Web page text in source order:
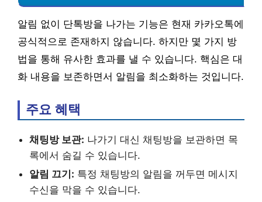
알림 없이 단톡방을 나가는 기능은 현재 카카오톡에
공식적으로 존재하지 않습니다. 하지만 몇 가지 방
법을 통해 유사한 효과를 낼 수 있습니다. 핵심은 대
화 내용을 보존하면서 알림을 최소화하는 것입니다.
주요 혜택
채팅방 보관: 나가기 대신 채팅방을 보관하면 목
록에서 숨길 수 있습니다.
알림 끄기: 특정 채팅방의 알림을 꺼두면 메시지
수신을 막을 수 있습니다.